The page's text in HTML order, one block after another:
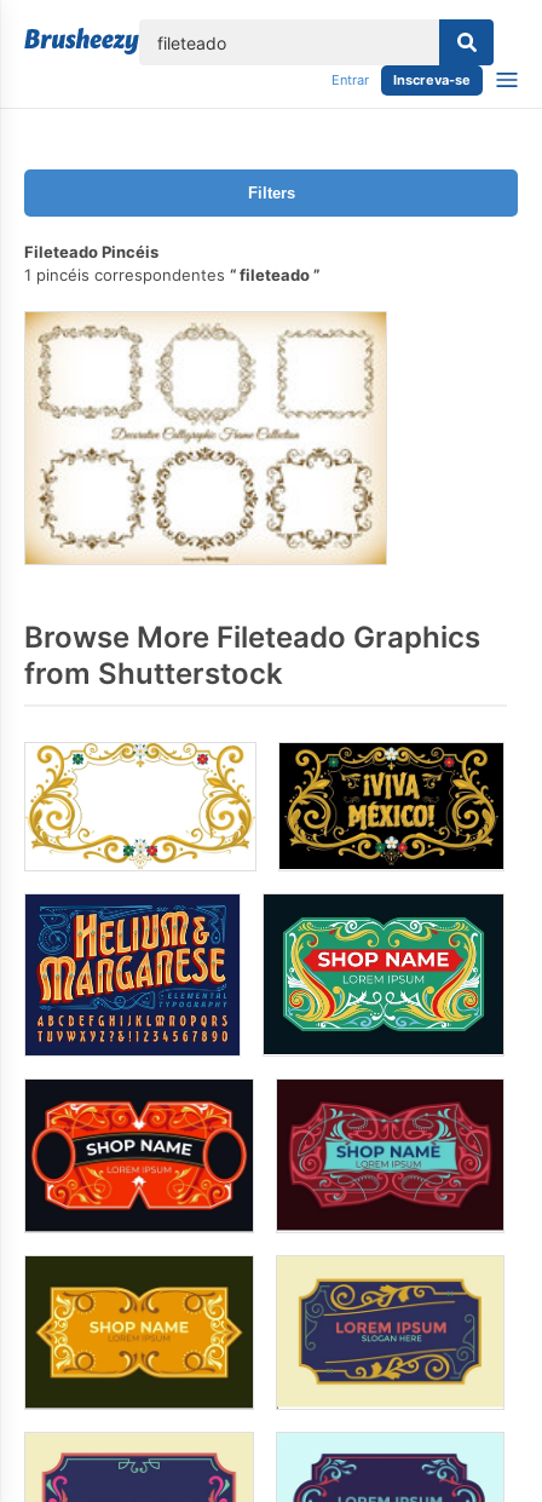
Entrar Inscreva-se
Filters
Fileteado Pincéis
1 pincéis correspondentes
fileteado
Browse More Fileteado Graphics
from Shutterstock